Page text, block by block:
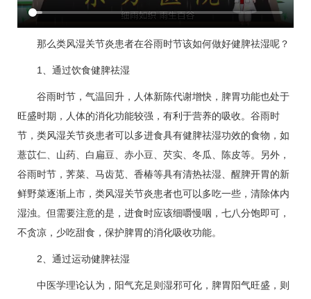
那么类风湿关节炎患者在谷雨时节该如何做好健脾祛湿呢？
1、通过饮食健脾祛湿
谷雨时节，气温回升，人体新陈代谢增快，脾胃功能也处于
旺盛时期，人体的消化功能较强，有利于营养的吸收。谷雨时
节，类风湿关节炎患者可以多进食具有健脾祛湿功效的食物，如
薏苡仁、山药、白扁豆、赤小豆、芡实、冬瓜、陈皮等。另外，
谷雨时节，荠菜、马齿苋、香椿等具有清热祛湿、醒脾开胃的新
鲜野菜逐渐上市，类风湿关节炎患者也可以多吃一些，清除体内
湿浊。但需要注意的是，进食时应该细嚼慢咽，七八分饱即可，
不贪凉，少吃甜食，保护脾胃的消化吸收功能。
2、通过运动健脾祛湿
中医学理论认为，阳气充足则湿邪可化，脾胃阳气旺盛，则